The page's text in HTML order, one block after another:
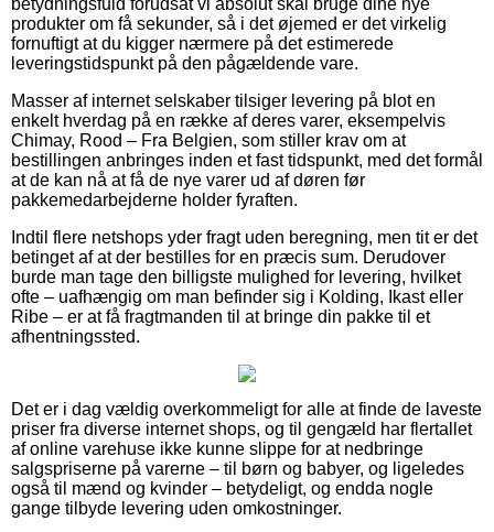
produkter om få sekunder, så i det øjemed er det virkelig
fornuftigt at du kigger nærmere på det estimerede
leveringstidspunkt på den pågældende vare.
Masser af internet selskaber tilsiger levering på blot en
enkelt hverdag på en række af deres varer, eksempelvis
Chimay, Rood – Fra Belgien, som stiller krav om at
bestillingen anbringes inden et fast tidspunkt, med det formål
at de kan nå at få de nye varer ud af døren før
pakkemedarbejderne holder fyraften.
Indtil flere netshops yder fragt uden beregning, men tit er det
betinget af at der bestilles for en præcis sum. Derudover
burde man tage den billigste mulighed for levering, hvilket
ofte – uafhængig om man befinder sig i Kolding, Ikast eller
Ribe – er at få fragtmanden til at bringe din pakke til et
afhentningssted.
Det er i dag vældig overkommeligt for alle at finde de laveste
priser fra diverse internet shops, og til gengæld har flertallet
af online varehuse ikke kunne slippe for at nedbringe
salgspriserne på varerne – til børn og babyer, og ligeledes
også til mænd og kvinder – betydeligt, og endda nogle
gange tilbyde levering uden omkostninger.